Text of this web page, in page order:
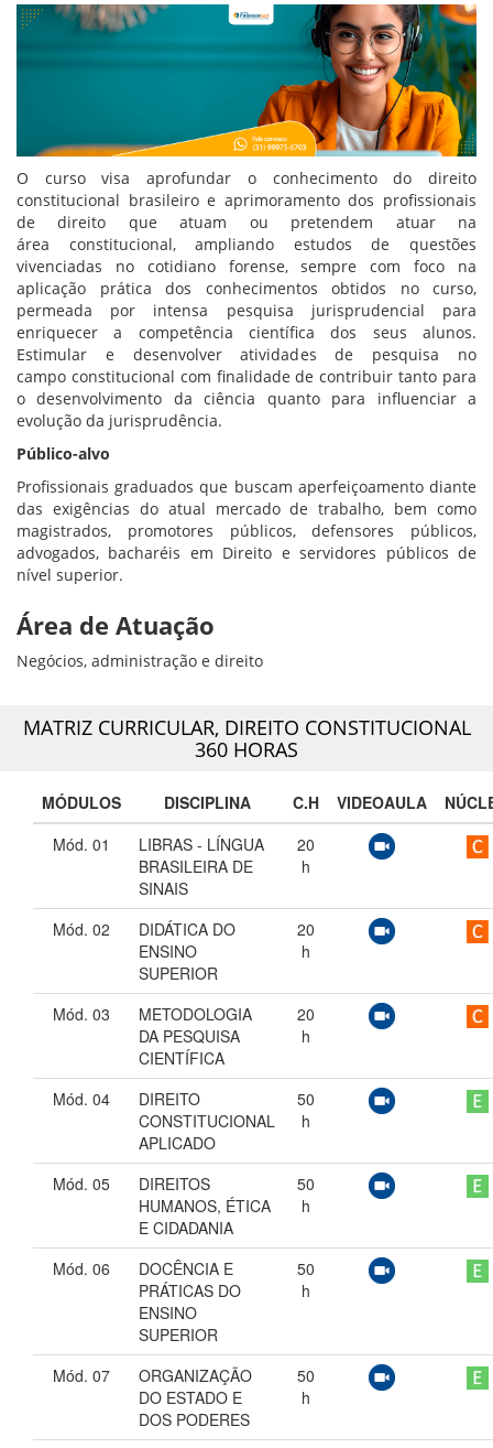
O curso visa aprofundar o conhecimento do direito
constitucional brasileiro e aprimoramento dos profissionais
de direito que atuam ou pretendem atuar na
área constitucional, ampliando estudos de questões
vivenciadas no cotidiano forense, sempre com foco na
aplicação prática dos conhecimentos obtidos no curso,
permeada por intensa pesquisa jurisprudencial para
enriquecer a competência científica dos seus alunos.
Estimular e desenvolver atividades de pesquisa no
campo constitucional com finalidade de contribuir tanto para
o desenvolvimento da ciência quanto para influenciar a
evolução da jurisprudência.
Público-alvo
Profissionais graduados que buscam aperfeiçoamento diante
das exigências do atual mercado de trabalho, bem como
magistrados, promotores públicos, defensores públicos,
advogados, bacharéis em Direito e servidores públicos de
nível superior.
Área de Atuação
Negócios, administração e direito
MATRIZ CURRICULAR, DIREITO CONSTITUCIONAL
360 HORAS
MÓDULOS DISCIPLINA C.H VIDEOAULA
Mód. 01
LIBRAS - LÍNGUA
BRASILEIRA DE
SINAIS
20
h
Mód. 02
DIDÁTICA DO
ENSINO
SUPERIOR
20
h
Mód. 03
METODOLOGIA
DA PESQUISA
CIENTÍFICA
20
h
Mód. 04
DIREITO
CONSTITUCIONAL
APLICADO
50
h
Mód. 05
DIREITOS
HUMANOS, ÉTICA
E CIDADANIA
50
h
Mód. 06
DOCÊNCIA E
PRÁTICAS DO
ENSINO
SUPERIOR
50
h
Mód. 07
ORGANIZAÇÃO
DO ESTADO E
DOS PODERES
50
h